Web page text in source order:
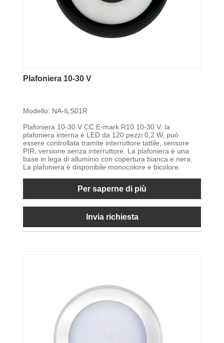
Plafoniera 10-30 V
Modello: NA-ILS01R
Plafoniera 10-30 V CC E-mark R10 10-30 V, la
plafoniera interna è LED da 120 pezzi 0,2 W, può
essere controllata tramite interruttore tattile, sensore
PIR, versione senza interruttore. La plafoniera è una
base in lega di alluminio con copertura bianca e nera.
La plafoniera è disponibile monocolore e bicolore.
Per saperne di più
Invia richiesta